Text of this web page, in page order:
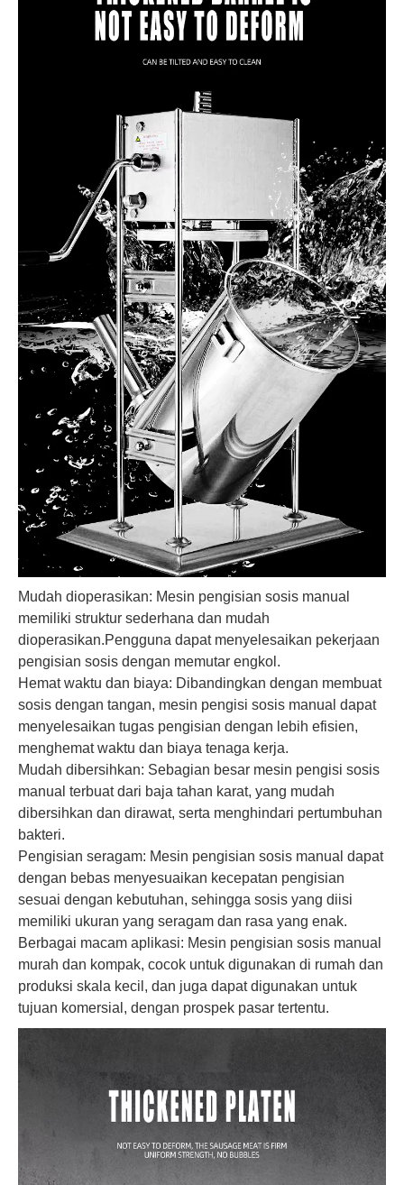
Mudah dioperasikan: Mesin pengisian sosis manual
memiliki struktur sederhana dan mudah
dioperasikan.Pengguna dapat menyelesaikan pekerjaan
pengisian sosis dengan memutar engkol.
Hemat waktu dan biaya: Dibandingkan dengan membuat
sosis dengan tangan, mesin pengisi sosis manual dapat
menyelesaikan tugas pengisian dengan lebih efisien,
menghemat waktu dan biaya tenaga kerja.
Mudah dibersihkan: Sebagian besar mesin pengisi sosis
manual terbuat dari baja tahan karat, yang mudah
dibersihkan dan dirawat, serta menghindari pertumbuhan
bakteri.
Pengisian seragam: Mesin pengisian sosis manual dapat
dengan bebas menyesuaikan kecepatan pengisian
sesuai dengan kebutuhan, sehingga sosis yang diisi
memiliki ukuran yang seragam dan rasa yang enak.
Berbagai macam aplikasi: Mesin pengisian sosis manual
murah dan kompak, cocok untuk digunakan di rumah dan
produksi skala kecil, dan juga dapat digunakan untuk
tujuan komersial, dengan prospek pasar tertentu.